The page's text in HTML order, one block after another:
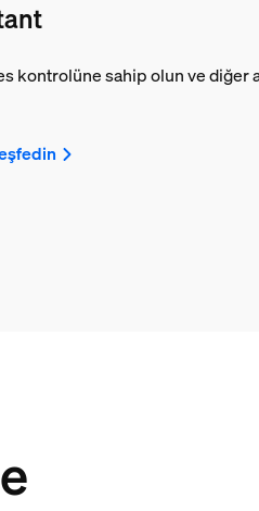
kontrolüne sahip olun ve diğer